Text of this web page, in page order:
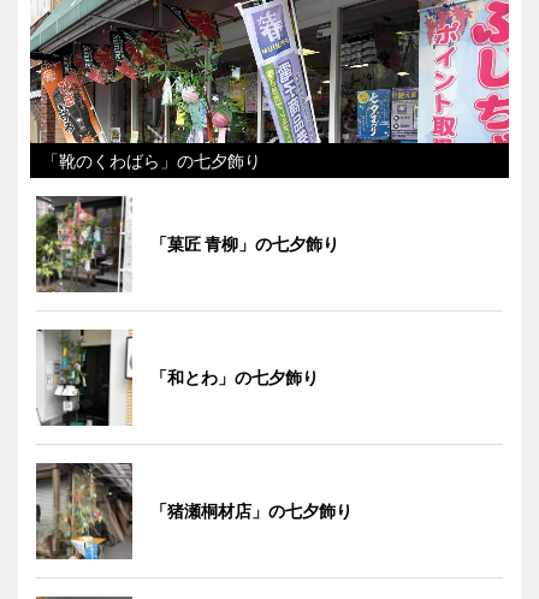
「靴のくわばら」の七夕飾り
「菓匠 青柳」の七夕飾り
「和とわ」の七夕飾り
「猪瀬桐材店」の七夕飾り